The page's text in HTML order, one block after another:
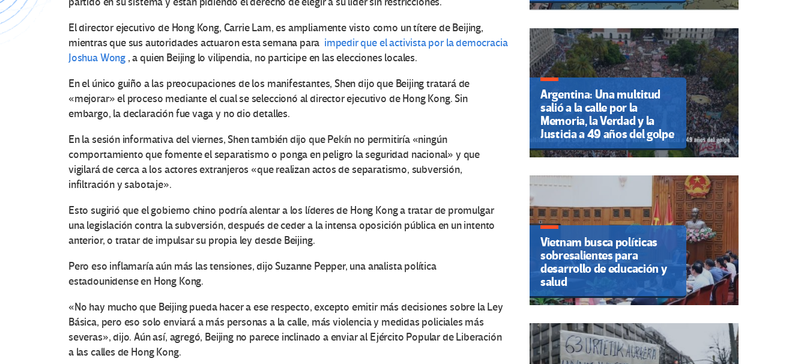
El director ejecutivo de Hong Kong, Carrie Lam, es ampliamente visto como un títere de Beijing,
mientras que sus autoridades actuaron esta semana para impedir que el activista por la democracia
Joshua Wong , a quien Beijing lo vilipendia, no participe en las elecciones locales.
En el único guiño a las preocupaciones de los manifestantes, Shen dijo que Beijing tratará de
«mejorar» el proceso mediante el cual se seleccionó al director ejecutivo de Hong Kong. Sin
embargo, la declaración fue vaga y no dio detalles.
En la sesión informativa del viernes, Shen también dijo que Pekín no permitiría «ningún
comportamiento que fomente el separatismo o ponga en peligro la seguridad nacional» y que
vigilará de cerca a los actores extranjeros «que realizan actos de separatismo, subversión,
infiltración y sabotaje».
Esto sugirió que el gobierno chino podría alentar a los líderes de Hong Kong a tratar de promulgar
una legislación contra la subversión, después de ceder a la intensa oposición pública en un intento
anterior, o tratar de impulsar su propia ley desde Beijing.
Pero eso inflamaría aún más las tensiones, dijo Suzanne Pepper, una analista política
estadounidense en Hong Kong.
«No hay mucho que Beijing pueda hacer a ese respecto, excepto emitir más decisiones sobre la Ley
Básica, pero eso solo enviará a más personas a la calle, más violencia y medidas policiales más
severas», dijo. Aún así, agregó, Beijing no parece inclinado a enviar al Ejército Popular de Liberación
a las calles de Hong Kong.
Argentina: Una multitud
salió a la calle por la
Memoria, la Verdad y la
Justicia a 49 años del golpe
Vietnam busca políticas
sobresalientes para
desarrollo de educación y
salud